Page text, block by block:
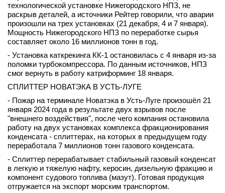
технологической установке Нижегородского НПЗ, не
раскрыв деталей, а источники Рейтер говорили, что аварии
произошли на трех установках (21 декабря, 4 и 7 января).
Мощность Нижегородского НПЗ по переработке сырья
составляет около 16 миллионов тонн в год.
- Установка каткрекинга КК-1 остановилась с 4 января из-за
поломки турбокомпрессора. По данным источников, НПЗ
смог вернуть в работу катриформинг 18 января.
СПЛИТТЕР НОВАТЭКА В УСТЬ-ЛУГЕ
- Пожар на терминале Новатэка в Усть-Луге произошёл 21
января 2024 года в результате двух взрывов после
"внешнего воздействия", после чего компания остановила
работу на двух установках комплекса фракционирования
конденсата - сплиттерах, на которых в предыдущем году
переработала 7 миллионов тонн газового конденсата.
- Сплиттер перерабатывает стабильный газовый конденсат
в легкую и тяжелую нафту, керосин, дизельную фракцию и
компонент судового топлива (мазут). Готовая продукция
отгружается на экспорт морским транспортом.